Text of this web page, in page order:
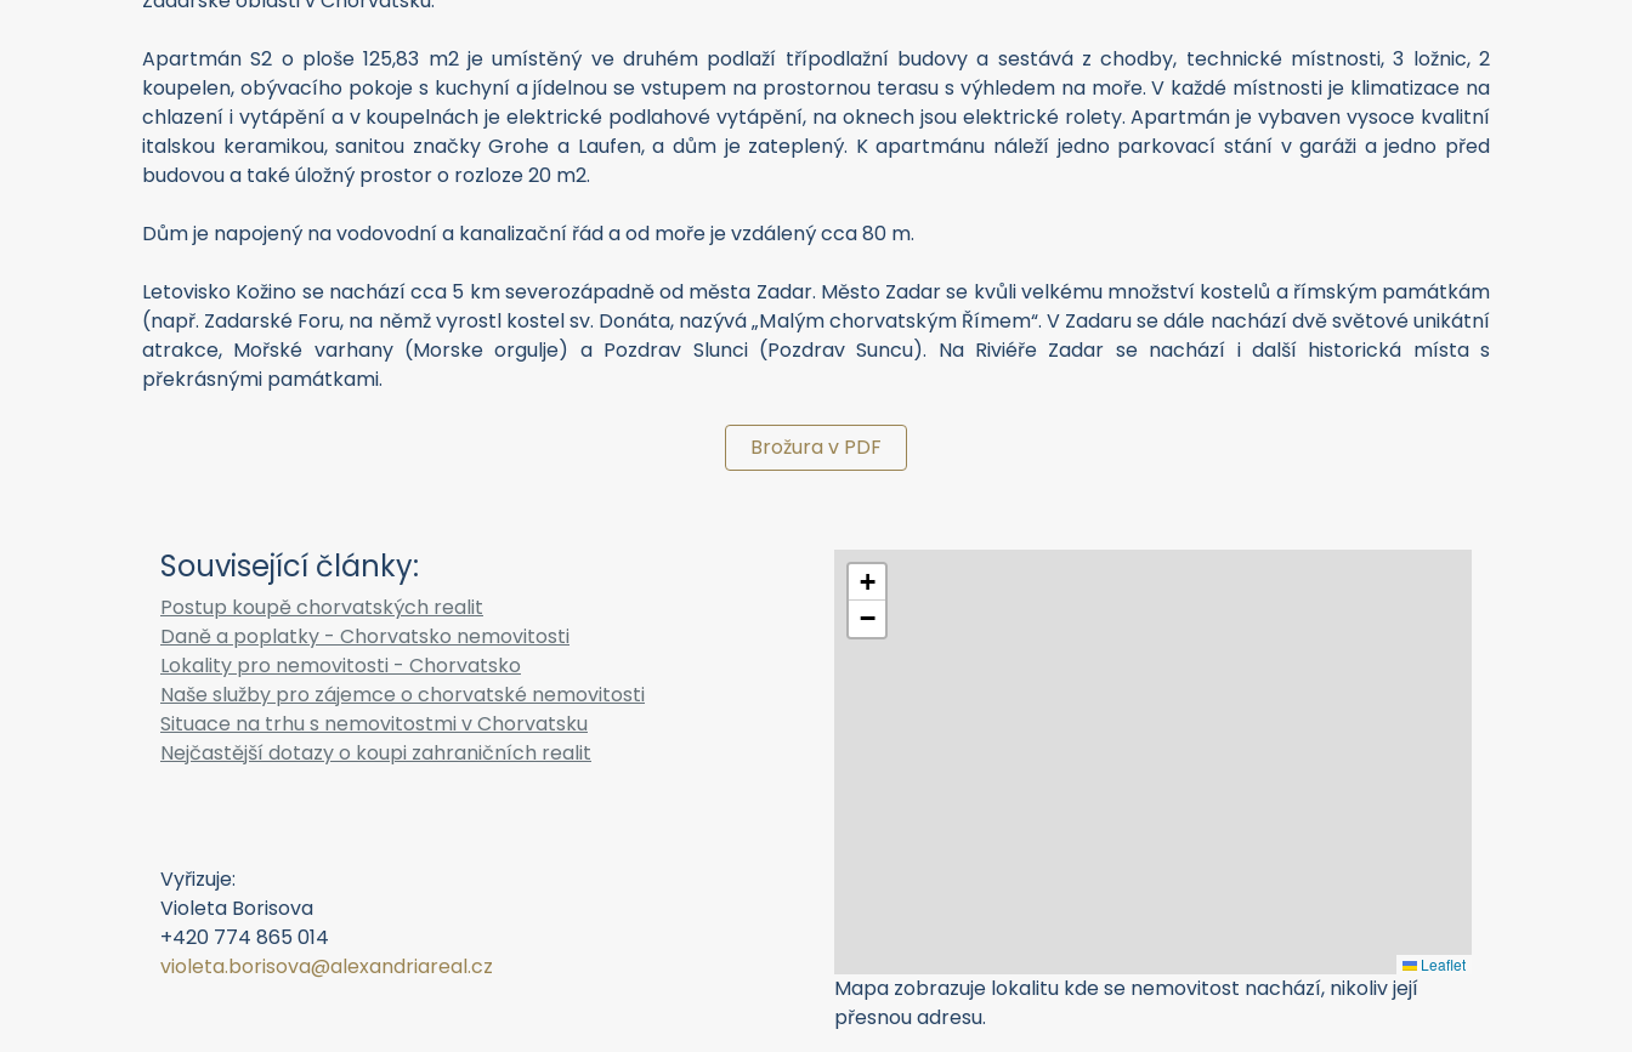
Dovolujeme si Vám nabídnout na prodej luxusní apartmán se 3 ložnicemi v novostavbě s částečným výhledem na moře v Zadaru-Kožino v
Zadarské oblasti v Chorvatsku.
Apartmán S2 o ploše 125,83 m2 je umístěný ve druhém podlaží třípodlažní budovy a sestává z chodby, technické místnosti, 3 ložnic, 2
koupelen, obývacího pokoje s kuchyní a jídelnou se vstupem na prostornou terasu s výhledem na moře. V každé místnosti je klimatizace na
chlazení i vytápění a v koupelnách je elektrické podlahové vytápění, na oknech jsou elektrické rolety. Apartmán je vybaven vysoce kvalitní
italskou keramikou, sanitou značky Grohe a Laufen, a dům je zateplený. K apartmánu náleží jedno parkovací stání v garáži a jedno před
budovou a také úložný prostor o rozloze 20 m2.
Dům je napojený na vodovodní a kanalizační řád a od moře je vzdálený cca 80 m.
Letovisko Kožino se nachází cca 5 km severozápadně od města Zadar. Město Zadar se kvůli velkému množství kostelů a římským památkám
(např. Zadarské Foru, na němž vyrostl kostel sv. Donáta, nazývá „Malým chorvatským Římem“. V Zadaru se dále nachází dvě světové unikátní
atrakce, Mořské varhany (Morske orgulje) a Pozdrav Slunci (Pozdrav Suncu). Na Riviéře Zadar se nachází i další historická místa s
Související články:
Postup koupě chorvatských realit
Daně a poplatky - Chorvatsko nemovitosti
Lokality pro nemovitosti - Chorvatsko
Naše služby pro zájemce o chorvatské nemovitosti
Situace na trhu s nemovitostmi v Chorvatsku
Vyřizuje:
Violeta Borisova
+420 774 865 014
+
Mapa zobrazuje lokalitu kde se nemovitost nachází, nikoliv její